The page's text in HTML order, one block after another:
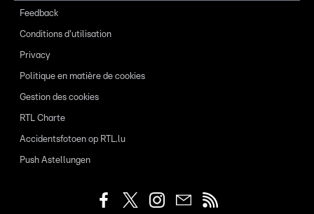
Feedback
Conditions d'utilisation
Privacy
Politique en matière de cookies
Gestion des cookies
RTL Charte
Accidentsfotoen op RTL.lu
Push Astellungen